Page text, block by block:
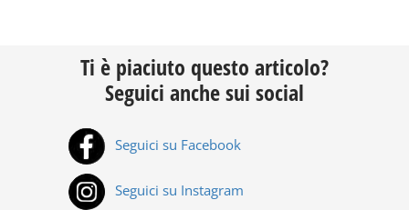
Ti è piaciuto questo articolo?
Seguici anche sui social
Seguici su Facebook
Seguici su Instagram